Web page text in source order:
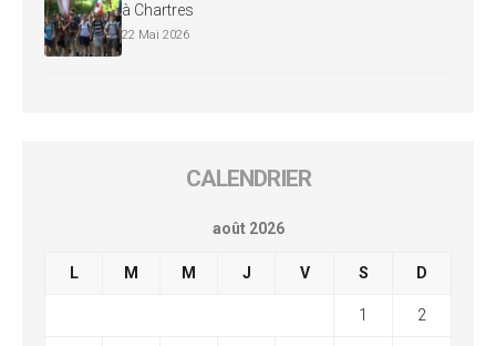
à Chartres
22 Mai 2026
CALENDRIER
août 2026
L M M J V S D
1 2